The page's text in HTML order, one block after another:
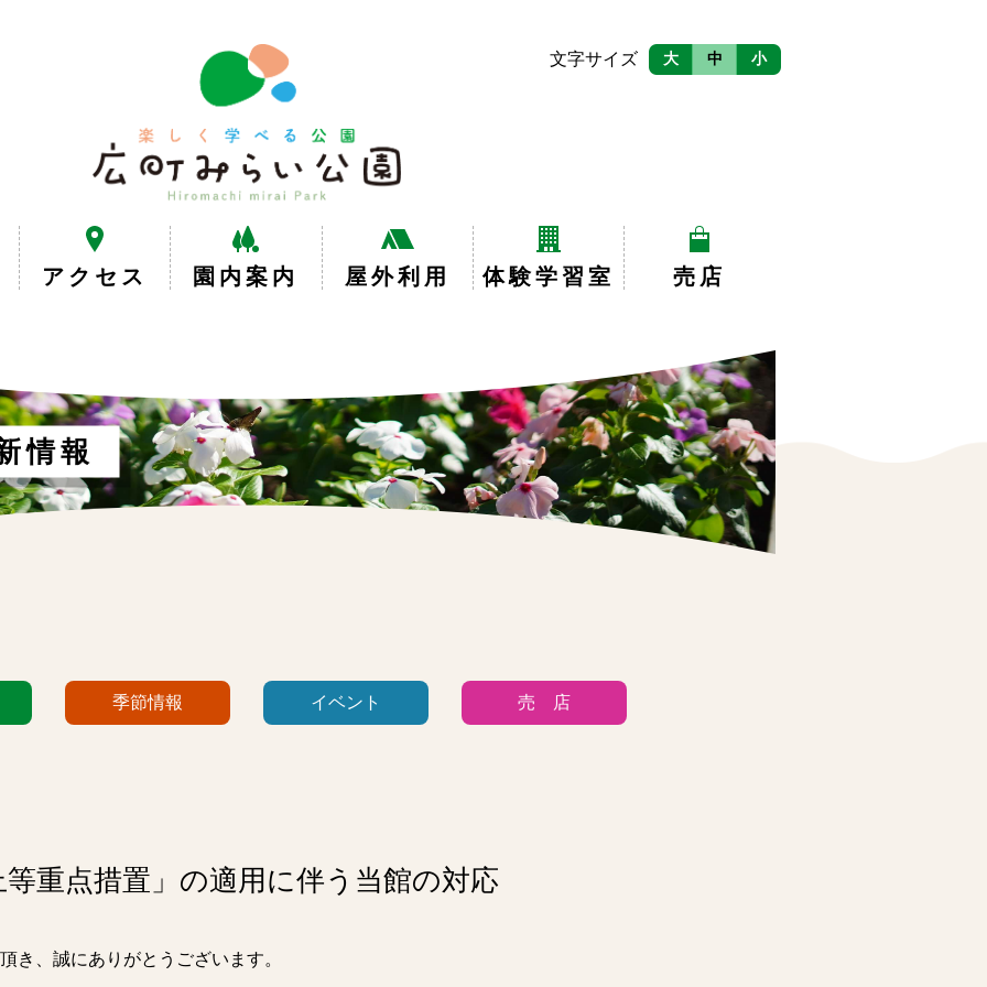
べ
る
園
広
町
公
園
アクセス 園内案内 屋外利用 体験学習室 売店
文字サイズ 大 中 小
情報
季節情報 イベント 売 店
重点措置」の適用に伴う当館の対応
き、誠にありがとうございます。